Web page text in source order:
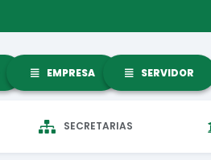
EMPRESA SERVIDOR
SECRETARIAS